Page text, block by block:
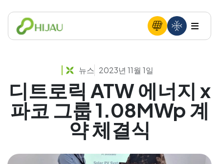
뉴스 2023년 11월 1일
디트로릭 ATW 에너지 x
파코 그룹 1.08MWp 계
약 체결식